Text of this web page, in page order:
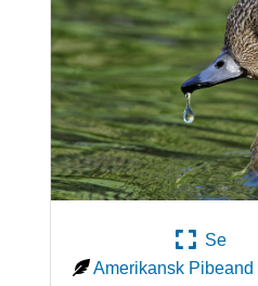
Se
Amerikansk Pibeand